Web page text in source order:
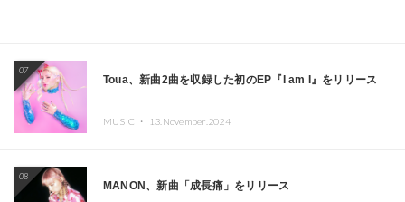
07
Toua、新曲2曲を収録した初のEP『I am I』をリリース
MUSIC ・ 13.November.2024
08
MANON、新曲「成長痛」をリリース